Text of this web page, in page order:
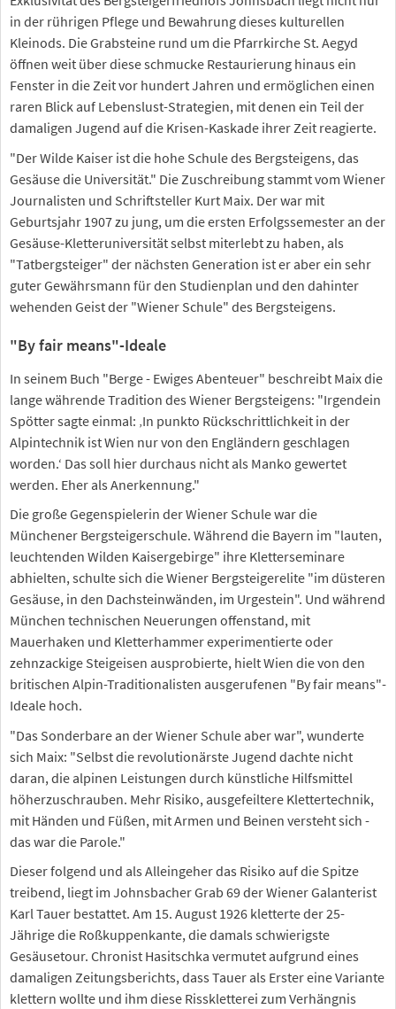
in der rührigen Pflege und Bewahrung dieses kulturellen
Kleinods. Die Grabsteine rund um die Pfarrkirche St. Aegyd
öffnen weit über diese schmucke Restaurierung hinaus ein
Fenster in die Zeit vor hundert Jahren und ermöglichen einen
raren Blick auf Lebenslust-Strategien, mit denen ein Teil der
damaligen Jugend auf die Krisen-Kaskade ihrer Zeit reagierte.
"Der Wilde Kaiser ist die hohe Schule des Bergsteigens, das
Gesäuse die Universität." Die Zuschreibung stammt vom Wiener
Journalisten und Schriftsteller Kurt Maix. Der war mit
Geburtsjahr 1907 zu jung, um die ersten Erfolgssemester an der
Gesäuse-Kletteruniversität selbst miterlebt zu haben, als
"Tatbergsteiger" der nächsten Generation ist er aber ein sehr
guter Gewährsmann für den Studienplan und den dahinter
wehenden Geist der "Wiener Schule" des Bergsteigens.
"By fair means"-Ideale
In seinem Buch "Berge - Ewiges Abenteuer" beschreibt Maix die
lange währende Tradition des Wiener Bergsteigens: "Irgendein
Spötter sagte einmal: ‚In punkto Rückschrittlichkeit in der
Alpintechnik ist Wien nur von den Engländern geschlagen
worden.‘ Das soll hier durchaus nicht als Manko gewertet
werden. Eher als Anerkennung."
Die große Gegenspielerin der Wiener Schule war die
Münchener Bergsteigerschule. Während die Bayern im "lauten,
leuchtenden Wilden Kaisergebirge" ihre Kletterseminare
abhielten, schulte sich die Wiener Bergsteigerelite "im düsteren
Gesäuse, in den Dachsteinwänden, im Urgestein". Und während
München technischen Neuerungen offenstand, mit
Mauerhaken und Kletterhammer experimentierte oder
zehnzackige Steigeisen ausprobierte, hielt Wien die von den
britischen Alpin-Traditionalisten ausgerufenen "By fair means"-
Ideale hoch.
"Das Sonderbare an der Wiener Schule aber war", wunderte
sich Maix: "Selbst die revolutionärste Jugend dachte nicht
daran, die alpinen Leistungen durch künstliche Hilfsmittel
höherzuschrauben. Mehr Risiko, ausgefeiltere Klettertechnik,
mit Händen und Füßen, mit Armen und Beinen versteht sich -
das war die Parole."
Dieser folgend und als Alleingeher das Risiko auf die Spitze
treibend, liegt im Johnsbacher Grab 69 der Wiener Galanterist
Karl Tauer bestattet. Am 15. August 1926 kletterte der 25-
Jährige die Roßkuppenkante, die damals schwierigste
Gesäusetour. Chronist Hasitschka vermutet aufgrund eines
damaligen Zeitungsberichts, dass Tauer als Erster eine Variante
klettern wollte und ihm diese Risskletterei zum Verhängnis